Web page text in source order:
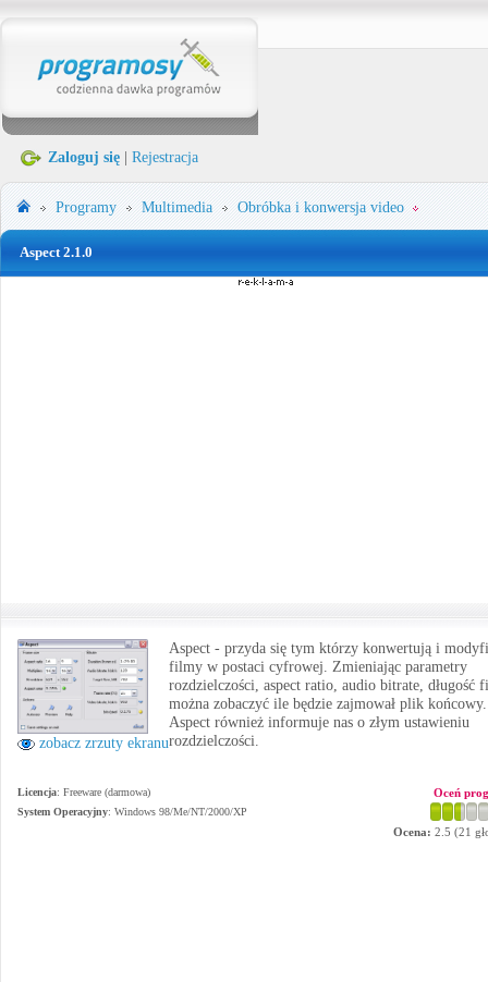
Zaloguj się Rejestracja
Programy Multimedia Obróbka i konwersja video
Aspect 2.1.0
zobacz zrzuty ekranu
Aspect - przyda się tym którzy konwertują i
filmy w postaci cyfrowej. Zmieniając parametry
rozdzielczości, aspect ratio, audio bitrate, długość
można zobaczyć ile będzie zajmował plik końcowy.
Aspect również informuje nas o złym ustawieniu
rozdzielczości.
Licencja: Freeware (darmowa)
System Operacyjny: Windows 98/Me/NT/2000/XP
Oceń
Ocena: 2.5 (21